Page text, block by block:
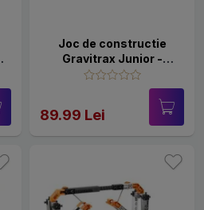
Joc de constructie
Gravitrax Junior -
Jungle - Set de
accesorii, Jungla
89.99 Lei